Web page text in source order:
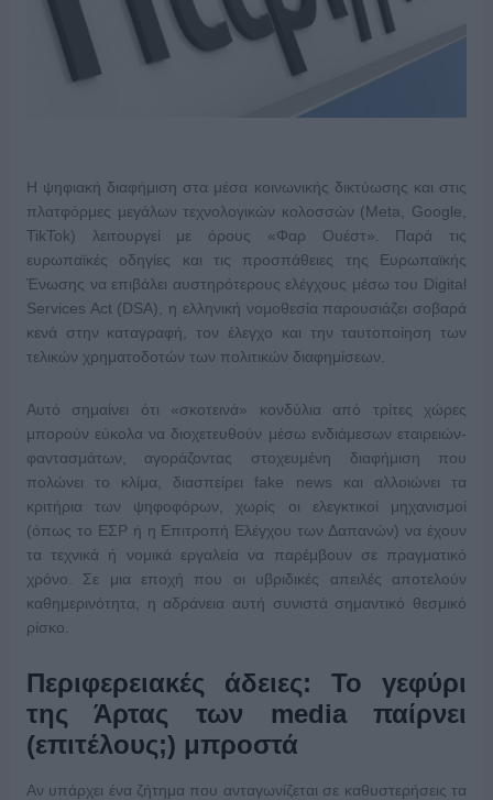
Η ψηφιακή διαφήμιση στα μέσα κοινωνικής δικτύωσης και στις
πλατφόρμες μεγάλων τεχνολογικών κολοσσών (Meta, Google,
TikTok) λειτουργεί με όρους «Φαρ Ουέστ». Παρά τις
ευρωπαϊκές οδηγίες και τις προσπάθειες της Ευρωπαϊκής
Ένωσης να επιβάλει αυστηρότερους ελέγχους μέσω του Digital
Services Act (DSA), η ελληνική νομοθεσία παρουσιάζει σοβαρά
κενά στην καταγραφή, τον έλεγχο και την ταυτοποίηση των
τελικών χρηματοδοτών των πολιτικών διαφημίσεων.
Αυτό σημαίνει ότι «σκοτεινά» κονδύλια από τρίτες χώρες
μπορούν εύκολα να διοχετευθούν μέσω ενδιάμεσων εταιρειών-
φαντασμάτων, αγοράζοντας στοχευμένη διαφήμιση που
πολώνει το κλίμα, διασπείρει fake news και αλλοιώνει τα
κριτήρια των ψηφοφόρων, χωρίς οι ελεγκτικοί μηχανισμοί
(όπως το ΕΣΡ ή η Επιτροπή Ελέγχου των Δαπανών) να έχουν
τα τεχνικά ή νομικά εργαλεία να παρέμβουν σε πραγματικό
χρόνο. Σε μια εποχή που οι υβριδικές απειλές αποτελούν
καθημερινότητα, η αδράνεια αυτή συνιστά σημαντικό θεσμικό
ρίσκο.
Περιφερειακές άδειες: Το γεφύρι
της Άρτας των media παίρνει
(επιτέλους;) μπροστά
Αν υπάρχει ένα ζήτημα που ανταγωνίζεται σε καθυστερήσεις τα